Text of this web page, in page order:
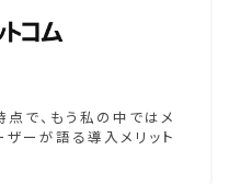
点で、もう私の中ではメ
ーが語る導入メリット